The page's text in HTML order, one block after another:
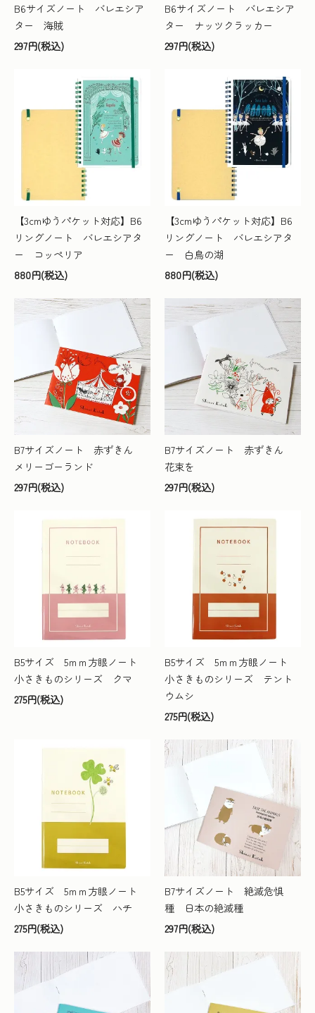
B6サイズノート バレエシア
ター 海賊
297円(税込)
B6サイズノート バレエシア
ター ナッツクラッカー
297円(税込)
【3cmゆうパケット対応】B6
リングノート バレエシアタ
ー コッペリア
880円(税込)
【3cmゆうパケット対応】B6
リングノート バレエシアタ
ー 白鳥の湖
880円(税込)
B7サイズノート 赤ずきん
メリーゴーランド
297円(税込)
B7サイズノート 赤ずきん
花束を
297円(税込)
B5サイズ 5ｍｍ方眼ノート
小さきものシリーズ クマ
275円(税込)
B5サイズ 5ｍｍ方眼ノート
小さきものシリーズ テント
ウムシ
275円(税込)
B5サイズ 5ｍｍ方眼ノート
小さきものシリーズ ハチ
275円(税込)
B7サイズノート 絶滅危惧
種 日本の絶滅種
297円(税込)